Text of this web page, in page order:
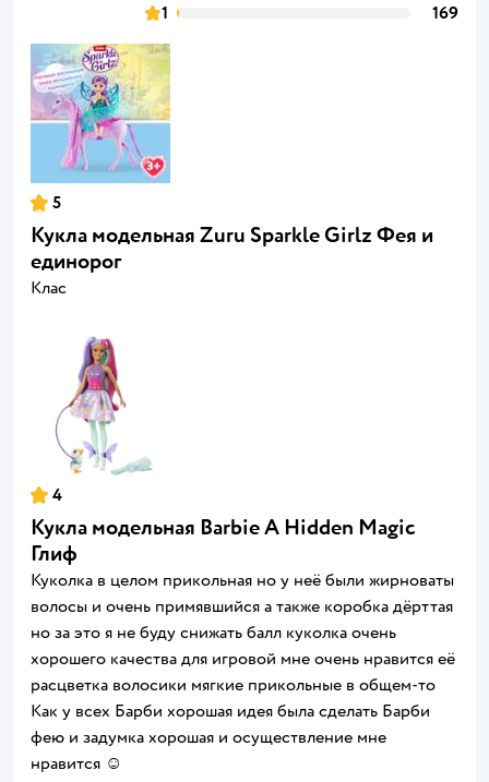
1
169
5
Кукла модельная Zuru Sparkle Girlz Фея и
единорог
Клас
4
Кукла модельная Barbie A Hidden Magic
Глиф
Куколка в целом прикольная но у неё были жирноваты
волосы и очень примявшийся а также коробка дёрттая
но за это я не буду снижать балл куколка очень
хорошего качества для игровой мне очень нравится её
расцветка волосики мягкие прикольные в общем-то
Как у всех Барби хорошая идея была сделать Барби
фею и задумка хорошая и осуществление мне
нравится ☺️